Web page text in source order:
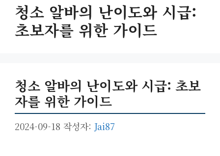
청소 알바의 난이도와 시급:
초보자를 위한 가이드
청소 알바의 난이도와 시급: 초보
자를 위한 가이드
2024-09-18 작성자: Jai87